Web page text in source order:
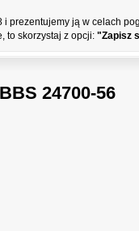
i prezentujemy ją w celach
to skorzystaj z opcji: "Zapisz
24700-56